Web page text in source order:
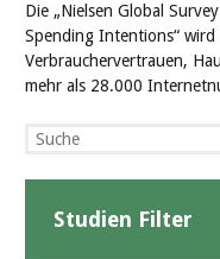
Die „Nielsen Global
Spending Intentions“
Verbrauchervertrauen,
mehr als 28.000
Studien Filter